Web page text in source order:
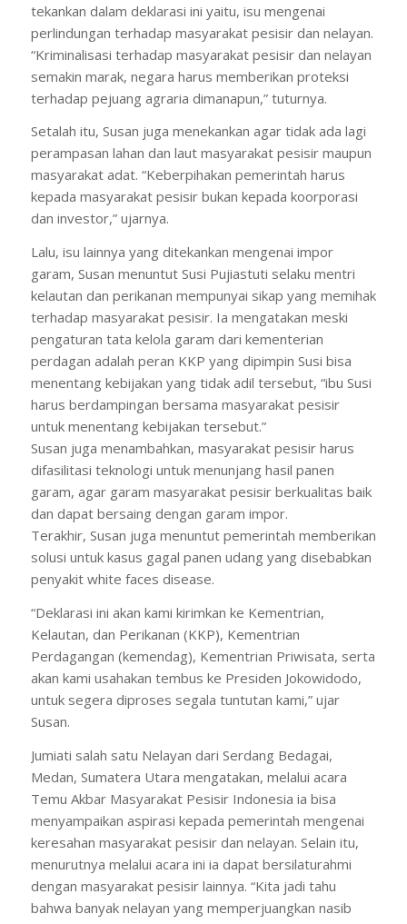
tekankan dalam deklarasi ini yaitu, isu mengenai
perlindungan terhadap masyarakat pesisir dan nelayan.
“Kriminalisasi terhadap masyarakat pesisir dan nelayan
semakin marak, negara harus memberikan proteksi
terhadap pejuang agraria dimanapun,” tuturnya.
Setalah itu, Susan juga menekankan agar tidak ada lagi
perampasan lahan dan laut masyarakat pesisir maupun
masyarakat adat. “Keberpihakan pemerintah harus
kepada masyarakat pesisir bukan kepada koorporasi
dan investor,” ujarnya.
Lalu, isu lainnya yang ditekankan mengenai impor
garam, Susan menuntut Susi Pujiastuti selaku mentri
kelautan dan perikanan mempunyai sikap yang memihak
terhadap masyarakat pesisir. Ia mengatakan meski
pengaturan tata kelola garam dari kementerian
perdagan adalah peran KKP yang dipimpin Susi bisa
menentang kebijakan yang tidak adil tersebut, “ibu Susi
harus berdampingan bersama masyarakat pesisir
untuk menentang kebijakan tersebut.”
Susan juga menambahkan, masyarakat pesisir harus
difasilitasi teknologi untuk menunjang hasil panen
garam, agar garam masyarakat pesisir berkualitas baik
dan dapat bersaing dengan garam impor.
Terakhir, Susan juga menuntut pemerintah memberikan
solusi untuk kasus gagal panen udang yang disebabkan
penyakit white faces disease.
“Deklarasi ini akan kami kirimkan ke Kementrian,
Kelautan, dan Perikanan (KKP), Kementrian
Perdagangan (kemendag), Kementrian Priwisata, serta
akan kami usahakan tembus ke Presiden Jokowidodo,
untuk segera diproses segala tuntutan kami,” ujar
Susan.
Jumiati salah satu Nelayan dari Serdang Bedagai,
Medan, Sumatera Utara mengatakan, melalui acara
Temu Akbar Masyarakat Pesisir Indonesia ia bisa
menyampaikan aspirasi kepada pemerintah mengenai
keresahan masyarakat pesisir dan nelayan. Selain itu,
menurutnya melalui acara ini ia dapat bersilaturahmi
dengan masyarakat pesisir lainnya. “Kita jadi tahu
bahwa banyak nelayan yang memperjuangkan nasib